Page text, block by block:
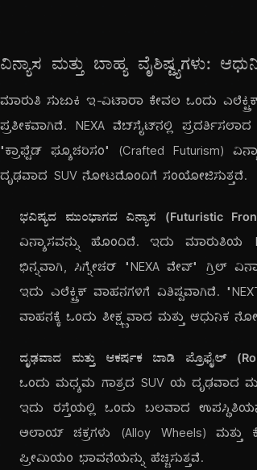
ವಿನ್ಯಾಸ ಮತ್ತು ಬಾಹ್ಯ
ಮಾರುತಿ ಸುಜುಕಿ ಇ-ವಿಟಾರಾ ಕೇವಲ ಒಂದು
ಪ್ರತೀಕವಾಗಿದೆ. NEXA ವೆಬ್‌ಸೈಟ್‌ನಲ್ಲಿ
"ಕ್ರಾಫ್ಟೆಡ್ ಫ್ಯೂಚರಿಸಂ" (Crafted Futurism)
ದೃಢವಾದ SUV ನೋಟದೊಂದಿಗೆ ಸಂಯೋಜಿಸುತ್ತದೆ.
ಭವಿಷ್ಯದ ಮುಂಭಾಗದ ವಿನ್ಯಾಸ (Futuristic
ವಿನ್ಯಾಸವನ್ನು ಹೊಂದಿದೆ. ಇದು ಮಾರುತಿಯ
ಭಿನ್ನವಾಗಿ, ಸಿಗ್ನೇಚರ್ "NEXA ವೇವ್" ಗ್ರಿಲ್
ಇದು ಎಲೆಕ್ಟ್ರಿಕ್ ವಾಹನಗಳಿಗೆ ವಿಶಿಷ್ಟವಾಗಿದೆ.
ವಾಹನಕ್ಕೆ ಒಂದು ತೀಕ್ಷ್ಣವಾದ ಮತ್ತು ಆಧುನಿಕ
ದೃಢವಾದ ಮತ್ತು ಆಕರ್ಷಕ ಬಾಡಿ ಪ್ರೊಫೈಲ್
ಒಂದು ಮಧ್ಯಮ ಗಾತ್ರದ SUV ಯ ದೃಢವಾದ
ಇದು ರಸ್ತೆಯಲ್ಲಿ ಒಂದು ಬಲವಾದ
ಅಲಾಯ್ ಚಕ್ರಗಳು (Alloy Wheels) ಮತ್ತು
ಪ್ರೀಮಿಯಂ ಭಾವನೆಯನ್ನು ಹೆಚ್ಚಿಸುತ್ತವೆ.